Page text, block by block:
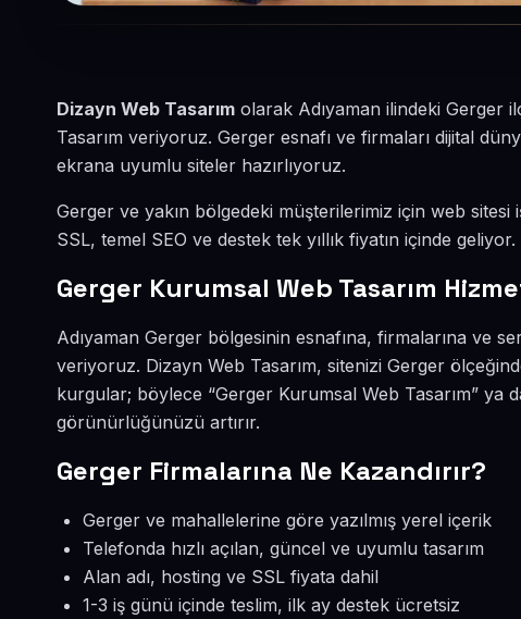
Dizayn Web Tasarım olarak Adıyaman ilindeki Gerger
Tasarım veriyoruz. Gerger esnafı ve firmaları dijital
ekrana uyumlu siteler hazırlıyoruz.
Gerger ve yakın bölgedeki müşterilerimiz için web
SSL, temel SEO ve destek tek yıllık fiyatın içinde geliyor.
Gerger Kurumsal Web Tasarım
Adıyaman Gerger bölgesinin esnafına, firmalarına ve
veriyoruz. Dizayn Web Tasarım, sitenizi Gerger
kurgular; böylece “Gerger Kurumsal Web Tasarım” ya
görünürlüğünüzü artırır.
Gerger Firmalarına Ne Kazandırır?
Gerger ve mahallelerine göre yazılmış yerel içerik
Telefonda hızlı açılan, güncel ve uyumlu tasarım
Alan adı, hosting ve SSL fiyata dahil
1-3 iş günü içinde teslim, ilk ay destek ücretsiz